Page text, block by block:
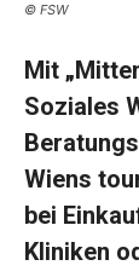
© FSW
Mit
Soziales
Wiens
bei
Kliniken